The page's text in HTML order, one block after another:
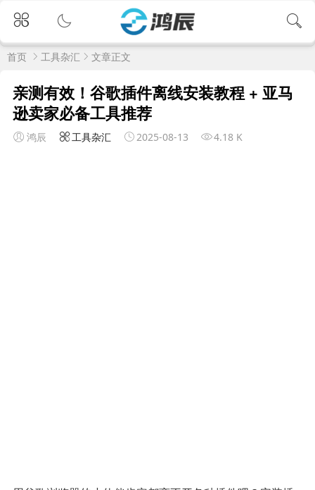
首页 工具杂汇 文章正文
亲测有效！谷歌插件离线安装教程 + 亚马
逊卖家必备工具推荐
鸿辰 工具杂汇 2025-08-13 4.18 K